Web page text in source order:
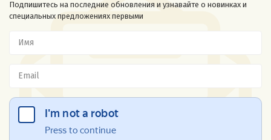
Подпишитесь на последние обновления и узнавайте о новинках и
специальных предложениях первыми